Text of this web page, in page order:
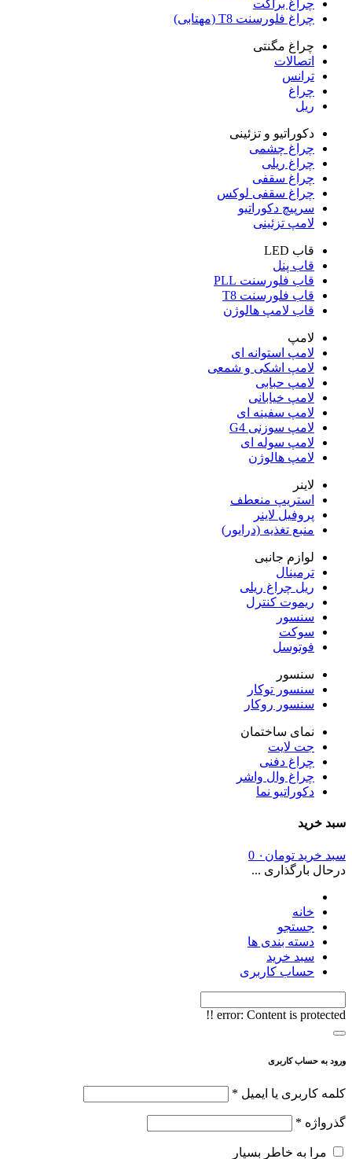
چراغ براکت
چراغ فلورسنت T8 (مهتابی)
چراغ مگنتی
اتصالات
ترانس
چراغ
ریل
دکوراتیو و تزئینی
چراغ چشمی
چراغ ریلی
چراغ سقفی
چراغ سقفی لوکس
سرپیچ دکوراتیو
لامپ تزئینی
قاب LED
قاب پنل
قاب فلورسنت PLL
قاب فلورسنت T8
قاب لامپ هالوژن
لامپ
لامپ استوانه ای
لامپ اشکی و شمعی
لامپ حبابی
لامپ خیابانی
لامپ سفینه ای
لامپ سوزنی G4
لامپ سوله ای
لامپ هالوژن
لاینر
استریپ منعطف
پروفیل لاینر
منبع تغذیه (درایور)
لوازم جانبی
ترمینال
ریل چراغ ریلی
ریموت کنترل
سنسور
سوکت
فوتوسل
سنسور
سنسور توکار
سنسور روکار
نمای ساختمان
جت لایت
چراغ دفنی
چراغ وال واشر
دکوراتیو نما
سبد خرید
سبد خرید تومان ۰ 0
درحال بارگذاری ...
خانه
جستجو
دسته بندی ها
سبد خرید
حساب کاربری
error: Content is protected !!
ورود به حساب کاربری
کلمه کاربری یا ایمیل *
گذرواژه *
مرا به خاطر بسپار